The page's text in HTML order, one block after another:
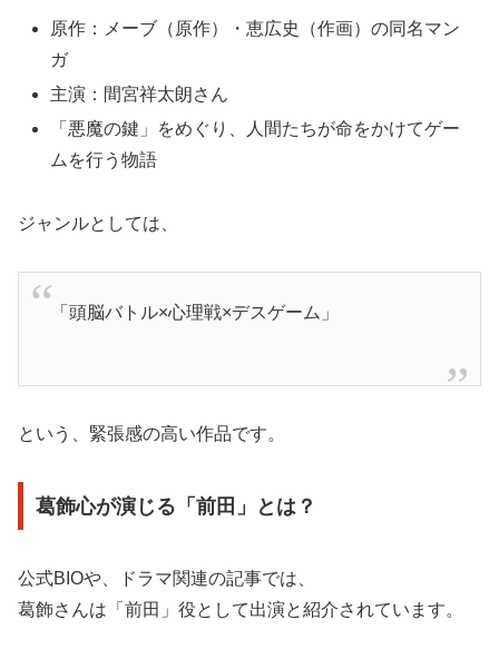
原作：メーブ（原作）・恵広史（作画）の同名マン
ガ
主演：間宮祥太朗さん
「悪魔の鍵」をめぐり、人間たちが命をかけてゲー
ムを行う物語
ジャンルとしては、
「頭脳バトル×心理戦×デスゲーム」
という、緊張感の高い作品です。
葛飾心が演じる「前田」とは？
公式BIOや、ドラマ関連の記事では、
葛飾さんは「前田」役として出演と紹介されています。